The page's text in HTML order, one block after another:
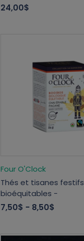
24,00$
Four O'Clock
Thés et tisanes festifs
bioéquitables -
7,50$ - 8,50$